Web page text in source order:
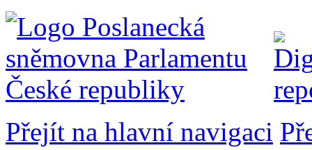
Přejít na hlavní navigaci